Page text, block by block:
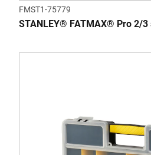
FMST1-75779
STANLEY® FATMAX® Pro 2/